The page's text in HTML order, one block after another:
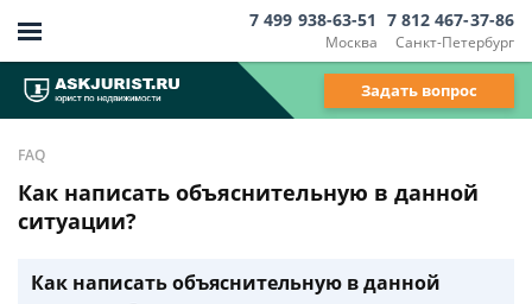
Москва
7 499 938-63-51
Санкт-Петербург
7 812 467-37-86
Задать вопрос
FAQ
Как написать объяснительную в данной
ситуации?
Как написать объяснительную в данной